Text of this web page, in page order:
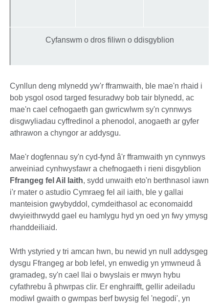
Cyfanswm o dros filiwn o ddisgyblion
Cynllun deng mlynedd yw'r fframwaith, ble mae'n rhaid i
bob ysgol osod targed fesuradwy bob tair blynedd, ac
mae'n cael cefnogaeth gan gwricwlwm sy'n cynnwys
disgwyliadau cyffredinol a phenodol, anogaeth ar gyfer
athrawon a chyngor ar addysgu.
Mae'r dogfennau sy'n cyd-fynd â'r fframwaith yn cynnwys
arweiniad cynhwysfawr a chefnogaeth i rieni disgyblion
Ffrangeg fel Ail Iaith, sydd unwaith eto'n berthnasol iawn
i'r mater o astudio Cymraeg fel ail iaith, ble y gallai
manteision gwybyddol, cymdeithasol ac economaidd
dwyieithrwydd gael eu hamlygu hyd yn oed yn fwy ymysg
rhanddeiliaid.
Wrth ystyried y tri amcan hwn, bu newid yn null addysgeg
dysgu Ffrangeg ar bob lefel, yn enwedig yn ymwneud â
gramadeg, sy'n cael llai o bwyslais er mwyn hybu
cyfathrebu â phwrpas clir. Er enghraifft, gellir adeiladu
modiwl gwaith o gwmpas berf bwysig fel 'negodi', yn